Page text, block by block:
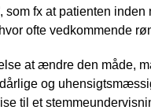
som fx at patienten
ofte vedkommende
at ændre den måde,
og
til et